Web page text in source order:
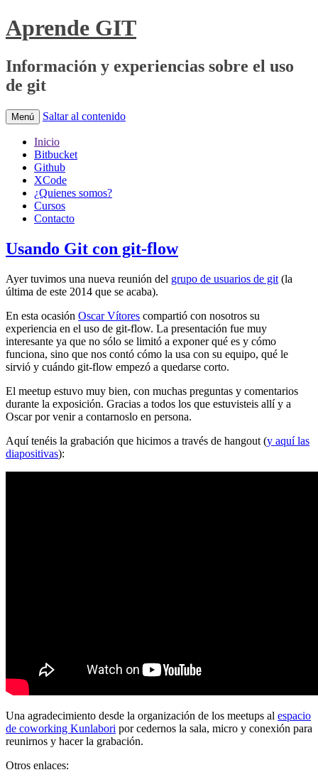
Aprende GIT
Información y experiencias sobre el uso
de git
Menú Saltar al contenido
Inicio
Bitbucket
Github
XCode
¿Quienes somos?
Cursos
Contacto
Usando Git con git-flow
Ayer tuvimos una nueva reunión del grupo de usuarios de git (la
última de este 2014 que se acaba).
En esta ocasión Oscar Vítores compartió con nosotros su
experiencia en el uso de git-flow. La presentación fue muy
interesante ya que no sólo se limitó a exponer qué es y cómo
funciona, sino que nos contó cómo la usa con su equipo, qué le
sirvió y cuándo git-flow empezó a quedarse corto.
El meetup estuvo muy bien, con muchas preguntas y comentarios
durante la exposición. Gracias a todos los que estuvisteis allí y a
Oscar por venir a contarnoslo en persona.
Aquí tenéis la grabación que hicimos a través de hangout (y aquí las
diapositivas):
Una agradecimiento desde la organización de los meetups al espacio
de coworking Kunlabori por cedernos la sala, micro y conexión para
reunirnos y hacer la grabación.
Otros enlaces: